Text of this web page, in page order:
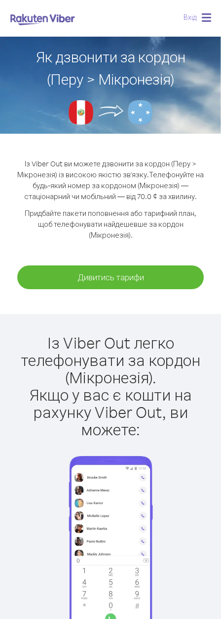
Вхід
Як дзвонити за кордон
(Перу > Мікронезія)
Із Viber Out ви можете дзвонити за кордон (Перу >
Мікронезія) із високою якістю зв'язку.Телефонуйте на
будь-який номер за кордоном (Мікронезія) —
стаціонарний чи мобільний — від 70.0 ¢ за хвилину.
Придбайте пакети поповнення або тарифний план,
щоб телефонувати найдешевше за кордон
(Мікронезія).
Дивитись тарифи
Із Viber Out легко
телефонувати за кордон
(Мікронезія).
Якщо у вас є кошти на
рахунку Viber Out, ви
можете: